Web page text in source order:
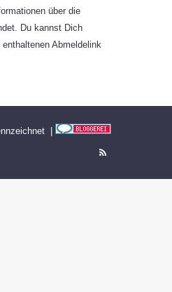
über die
Du kannst Dich
Abmeldelink
|